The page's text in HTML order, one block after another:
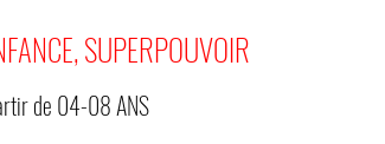
SUPERPOUVOIR
de 04-08 ANS